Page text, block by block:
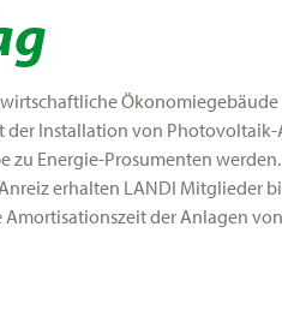
Installation von
Energie-Prosumenten
erhalten LANDI Mitglieder
der Anlagen